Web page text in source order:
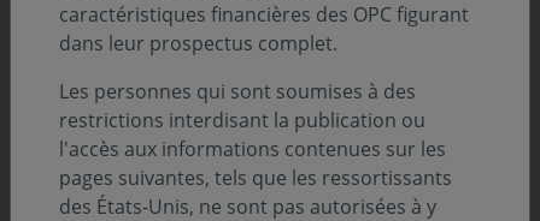
Durée de placement minimum conseillée :
5 ans
Zone d’investissement :
Europe
Devise :
EURO
caractéristiques financières des OPC figurant
dans leur prospectus complet.
Les personnes qui sont soumises à des
restrictions interdisant la publication ou
l'accès aux informations contenues sur les
pages suivantes, tels que les ressortissants
des États-Unis, ne sont pas autorisées à y